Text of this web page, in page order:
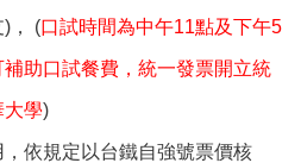
， (口試時間為中午11點及下午5
助口試餐費，統一發票開立統
大學)
依規定以台鐵自強號票價核